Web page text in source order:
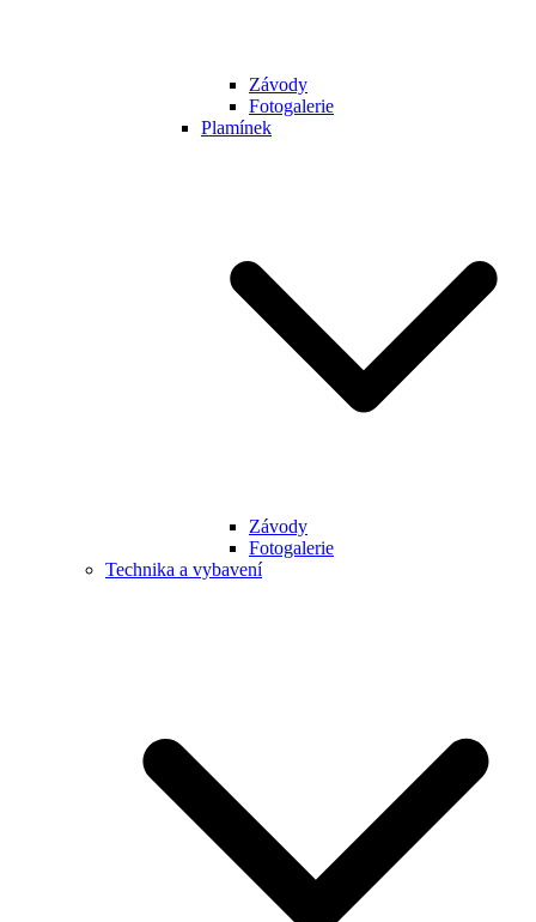
Závody
Fotogalerie
Plamínek
Závody
Fotogalerie
Technika a vybavení